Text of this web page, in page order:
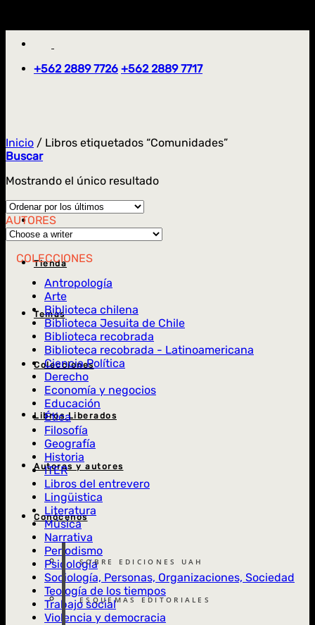
+562 2889 7726 +562 2889 7717
Tienda
Temas
Colecciones
Libros Liberados
Autoras y autores
Conócenos
SOBRE EDICIONES UAH
ESQUEMAS EDITORIALES
Inicio / Libros etiquetados “Comunidades”
Buscar
Mostrando el único resultado
AUTORES
COLECCIONES
Antropología
Arte
Biblioteca chilena
Biblioteca Jesuita de Chile
Biblioteca recobrada
Biblioteca recobrada - Latinoamericana
Ciencia Política
Derecho
Economía y negocios
Educación
Ética
Filosofía
Geografía
Historia
ITER
Libros del entrevero
Lingüistica
Literatura
Música
Narrativa
Periodismo
Psicología
Sociología, Personas, Organizaciones, Sociedad
Teología de los tiempos
Trabajo social
Violencia y democracia